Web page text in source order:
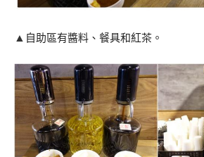
▲ 自助區有醬料、餐具和紅茶。